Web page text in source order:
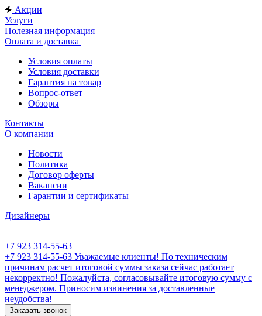
Акции
Услуги
Полезная информация
Оплата и доставка
Условия оплаты
Условия доставки
Гарантия на товар
Вопрос-ответ
Обзоры
Контакты
О компании
Новости
Политика
Договор оферты
Вакансии
Гарантии и сертификаты
Дизайнеры
+7 923 314-55-63
+7 923 314-55-63 Уважаемые клиенты! По техническим
причинам расчет итоговой суммы заказа сейчас работает
некорректно! Пожалуйста, согласовывайте итоговую сумму с
менеджером. Приносим извинения за доставленные
неудобства!
Заказать звонок